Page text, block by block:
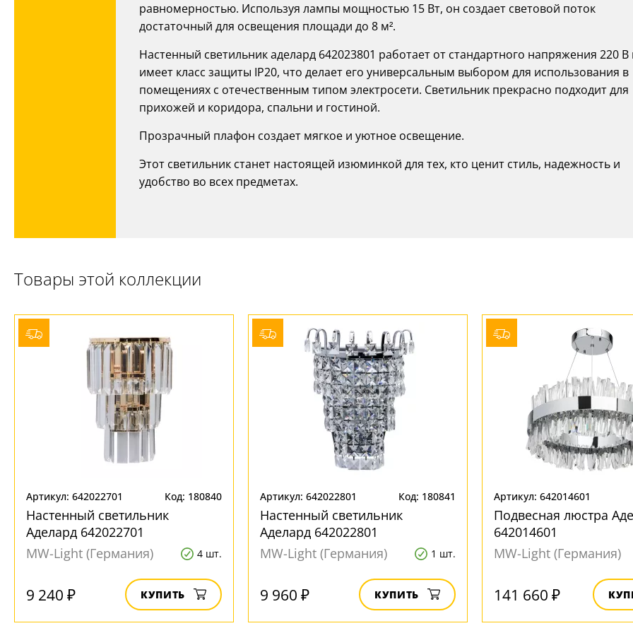
равномерностью. Используя лампы мощностью 15 Вт, он создает световой поток
достаточный для освещения площади до 8 м².
Настенный светильник аделард 642023801 работает от стандартного напряжения 220 В
имеет класс защиты IP20, что делает его универсальным выбором для использования в
помещениях с отечественным типом электросети. Светильник прекрасно подходит для
прихожей и коридора, спальни и гостиной.
Прозрачный плафон создает мягкое и уютное освещение.
Этот светильник станет настоящей изюминкой для тех, кто ценит стиль, надежность и
удобство во всех предметах.
Товары этой коллекции
Артикул: 642022701 Код: 180840
Настенный светильник
Аделард 642022701
MW-Light (Германия)
4 шт.
9 240 ₽ КУПИТЬ
Артикул: 642022801 Код: 180841
Настенный светильник
Аделард 642022801
MW-Light (Германия)
1 шт.
9 960 ₽ КУПИТЬ
Артикул: 642014601
Подвесная люстра
642014601
MW-Light (Германия)
141 660 ₽